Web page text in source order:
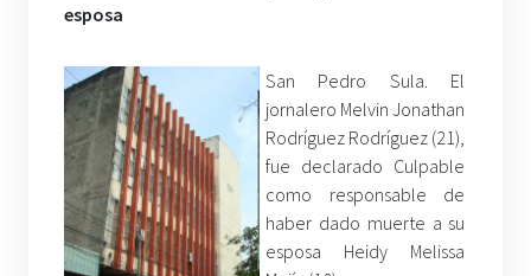
esposa
San Pedro Sula. El
jornalero Melvin Jonathan
Rodríguez Rodríguez (21),
fue declarado Culpable
como responsable de
haber dado muerte a su
esposa Heidy Melissa